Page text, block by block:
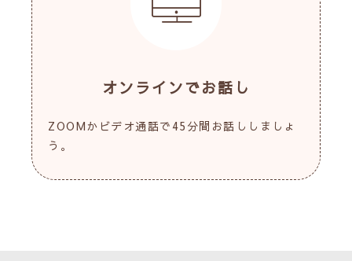
オンラインでお話し
ZOOMかビデオ通話で45分間お話ししましょ
う。